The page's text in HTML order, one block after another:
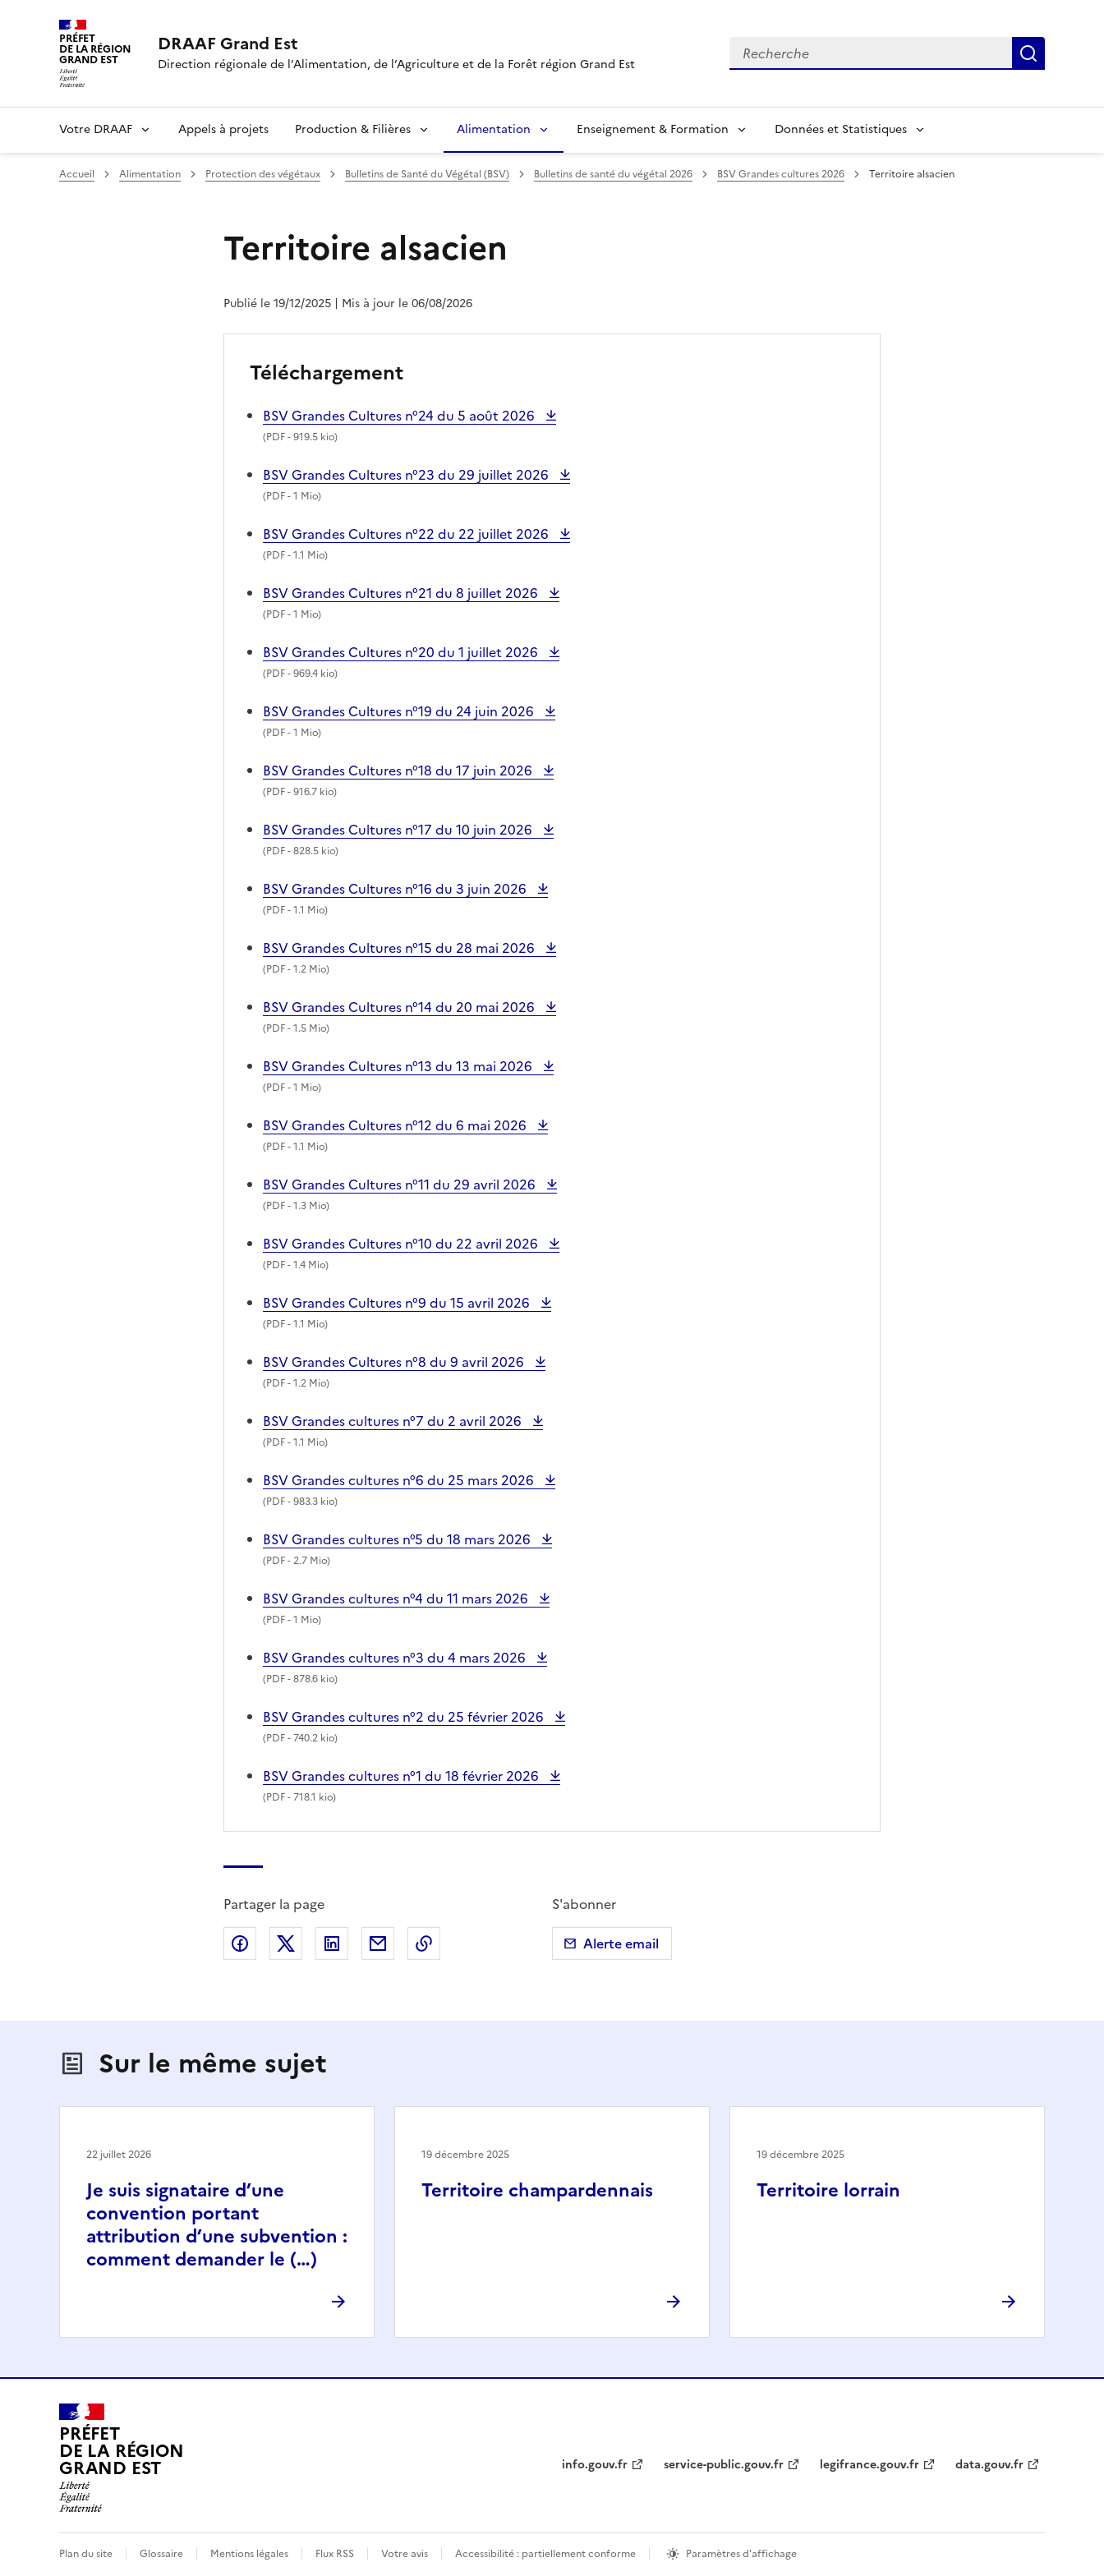
PRÉFET
DE LA RÉGION
GRAND EST
DRAAF Grand Est
Direction régionale de l’Alimentation, de l’Agriculture et de la Forêt région Grand Est
Recherche
Votre DRAAF Appels à projets Production & Filières Alimentation Enseignement & Formation Données et Statistiques
Accueil Alimentation Protection des végétaux Bulletins de Santé du Végétal (BSV) Bulletins de santé du végétal 2026 BSV Grandes cultures 2026 Territoire alsacien
Territoire alsacien
Publié le 19/12/2025 | Mis à jour le 06/08/2026
Téléchargement
BSV Grandes Cultures n°24 du 5 août 2026
(PDF- 919.5 kio)
BSV Grandes Cultures n°23 du 29 juillet 2026
(PDF- 1 Mio)
BSV Grandes Cultures n°22 du 22 juillet 2026
(PDF- 1.1 Mio)
BSV Grandes Cultures n°21 du 8 juillet 2026
(PDF- 1 Mio)
BSV Grandes Cultures n°20 du 1 juillet 2026
(PDF- 969.4 kio)
BSV Grandes Cultures n°19 du 24 juin 2026
(PDF- 1 Mio)
BSV Grandes Cultures n°18 du 17 juin 2026
(PDF- 916.7 kio)
BSV Grandes Cultures n°17 du 10 juin 2026
(PDF- 828.5 kio)
BSV Grandes Cultures n°16 du 3 juin 2026
(PDF- 1.1 Mio)
BSV Grandes Cultures n°15 du 28 mai 2026
(PDF- 1.2 Mio)
BSV Grandes Cultures n°14 du 20 mai 2026
(PDF- 1.5 Mio)
BSV Grandes Cultures n°13 du 13 mai 2026
(PDF- 1 Mio)
BSV Grandes Cultures n°12 du 6 mai 2026
(PDF- 1.1 Mio)
BSV Grandes Cultures n°11 du 29 avril 2026
(PDF- 1.3 Mio)
BSV Grandes Cultures n°10 du 22 avril 2026
(PDF- 1.4 Mio)
BSV Grandes Cultures n°9 du 15 avril 2026
(PDF- 1.1 Mio)
BSV Grandes Cultures n°8 du 9 avril 2026
(PDF- 1.2 Mio)
BSV Grandes cultures n°7 du 2 avril 2026
(PDF- 1.1 Mio)
BSV Grandes cultures n°6 du 25 mars 2026
(PDF- 983.3 kio)
BSV Grandes cultures n°5 du 18 mars 2026
(PDF- 2.7 Mio)
BSV Grandes cultures n°4 du 11 mars 2026
(PDF- 1 Mio)
BSV Grandes cultures n°3 du 4 mars 2026
(PDF- 878.6 kio)
BSV Grandes cultures n°2 du 25 février 2026
(PDF- 740.2 kio)
BSV Grandes cultures n°1 du 18 février 2026
(PDF- 718.1 kio)
Partager la page
Partager sur Facebook
Partager sur X (anciennement Twitter)
Partager sur LinkedIn
Partager par emailCopier dans le presse-papier
S'abonner
Alerte email
Sur le même sujet
Je suis signataire d’une
convention portant
attribution d’une subvention :
comment demander le (…)
22 juillet 2026
Territoire champardennais
19 décembre 2025
Territoire lorrain
19 décembre 2025
PRÉFET
DE LA RÉGION
GRAND EST info.gouv.fr service-public.gouv.fr legifrance.gouv.fr data.gouv.fr
Plan du site Glossaire Mentions légales Flux RSS Votre avis Accessibilité : partiellement conforme Paramètres d'affichage